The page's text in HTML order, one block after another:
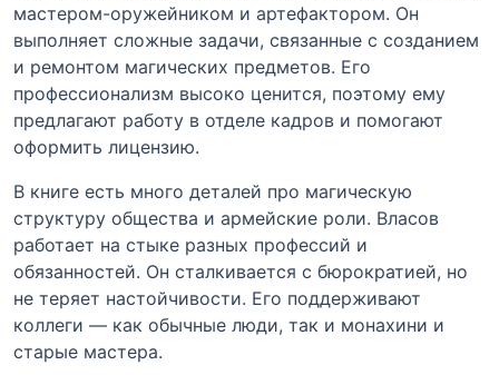
мастером-оружейником и артефактором. Он
выполняет сложные задачи, связанные с созданием
и ремонтом магических предметов. Его
профессионализм высоко ценится, поэтому ему
предлагают работу в отделе кадров и помогают
оформить лицензию.
В книге есть много деталей про магическую
структуру общества и армейские роли. Власов
работает на стыке разных профессий и
обязанностей. Он сталкивается с бюрократией, но
не теряет настойчивости. Его поддерживают
коллеги — как обычные люди, так и монахини и
старые мастера.